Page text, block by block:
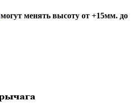
могут менять высоту от +15мм. до